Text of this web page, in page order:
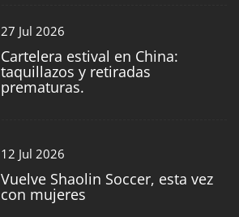
27 Jul 2026
Cartelera estival en China:
taquillazos y retiradas
prematuras.
12 Jul 2026
Vuelve Shaolin Soccer, esta vez
con mujeres